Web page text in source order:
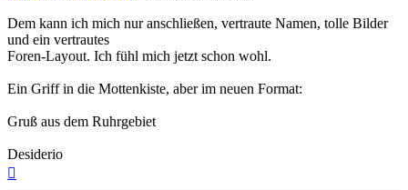
Dem kann ich mich nur anschließen, vertraute Namen, tolle Bilder
und ein vertrautes
Foren-Layout. Ich fühl mich jetzt schon wohl.
Ein Griff in die Mottenkiste, aber im neuen Format:
Gruß aus dem Ruhrgebiet
Desiderio